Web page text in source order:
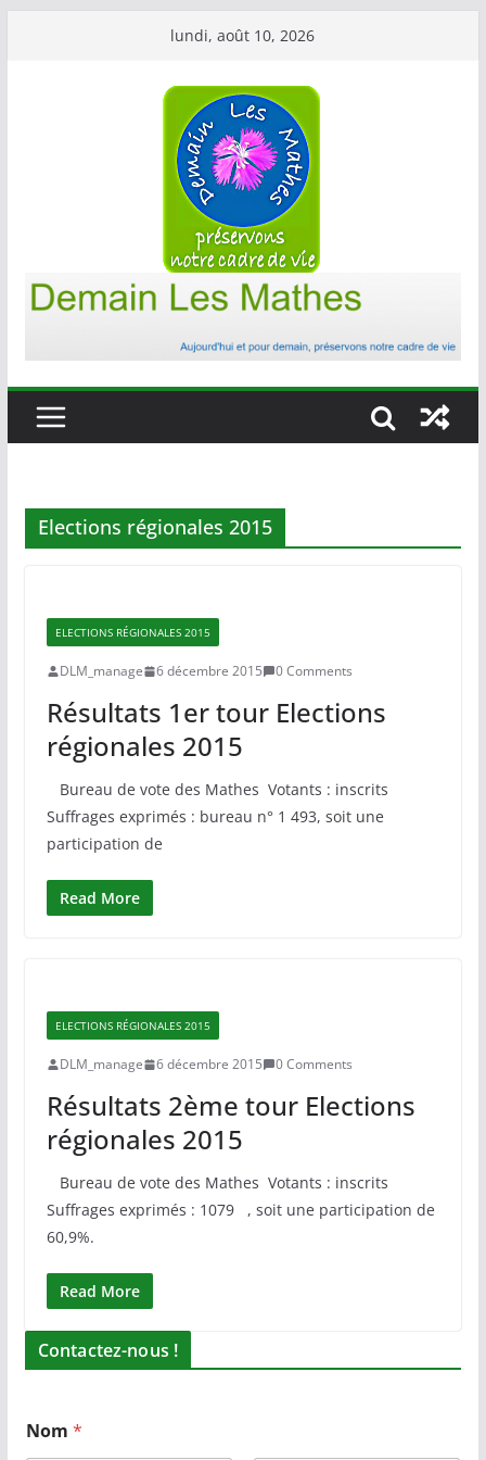
lundi, août 10, 2026
Elections régionales 2015
ELECTIONS RÉGIONALES 2015
DLM_manage 6 décembre 2015 0 Comments
Résultats 1er tour Elections
régionales 2015
Bureau de vote des Mathes Votants : inscrits
Suffrages exprimés : bureau n° 1 493, soit une
participation de
Read More
ELECTIONS RÉGIONALES 2015
DLM_manage 6 décembre 2015 0 Comments
Résultats 2ème tour Elections
régionales 2015
Bureau de vote des Mathes Votants : inscrits
Suffrages exprimés : 1079 , soit une participation de
60,9%.
Read More
Contactez-nous !
Nom *